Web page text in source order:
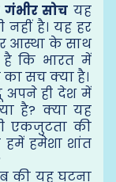
गंभीर सोच यह
नहीं है। यह हर
आस्था के साथ
है कि भारत में
का सच क्या है।
अपने ही देश में
है? क्या यह
एकजुटता की
हमें हमेशा शांत
की यह घटना